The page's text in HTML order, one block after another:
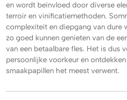
en wordt beïnvloed door diverse
terroir en vinificatiemethoden.
complexiteit en diepgang van dure
zo goed kunnen genieten van de
van een betaalbare fles. Het is dus
persoonlijke voorkeur en
smaakpapillen het meest verwent.